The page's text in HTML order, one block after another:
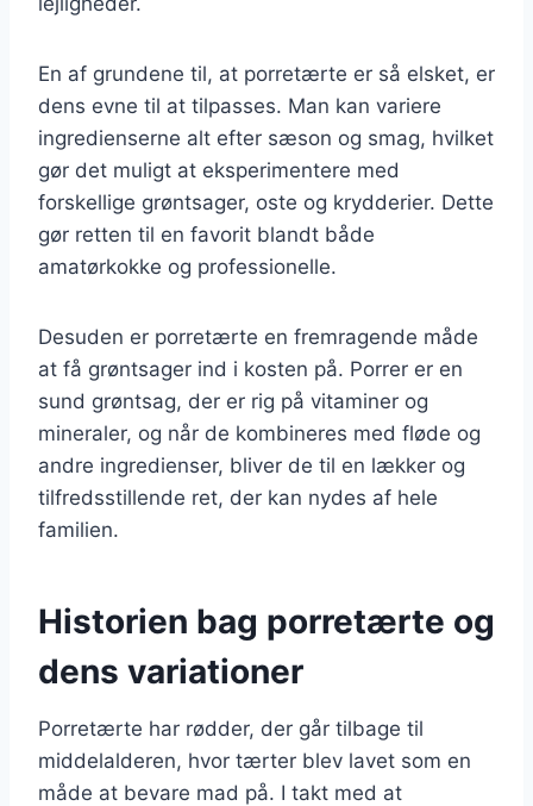
En af grundene til, at porretærte er så elsket, er
dens evne til at tilpasses. Man kan variere
ingredienserne alt efter sæson og smag, hvilket
gør det muligt at eksperimentere med
forskellige grøntsager, oste og krydderier. Dette
gør retten til en favorit blandt både
amatørkokke og professionelle.
Desuden er porretærte en fremragende måde
at få grøntsager ind i kosten på. Porrer er en
sund grøntsag, der er rig på vitaminer og
mineraler, og når de kombineres med fløde og
andre ingredienser, bliver de til en lækker og
tilfredsstillende ret, der kan nydes af hele
familien.
Historien bag porretærte og
dens variationer
Porretærte har rødder, der går tilbage til
middelalderen, hvor tærter blev lavet som en
måde at bevare mad på. I takt med at